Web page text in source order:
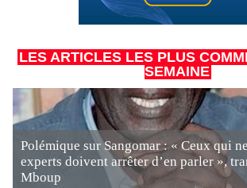
LES ARTICLES LES PLUS
SEMAINE
Polémique sur Sangomar : « Ceux qui
experts doivent arrêter d’en parler »,
Mboup